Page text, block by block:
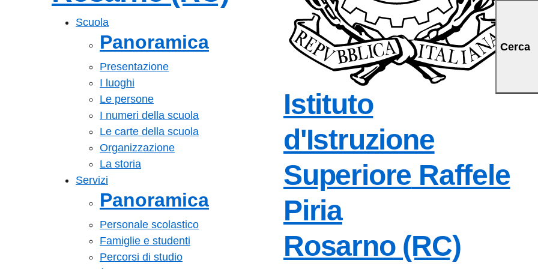
— Visita la pagina iniziale della scuola
Scuola
Panoramica
Presentazione
I luoghi
Le persone
I numeri della scuola
Le carte della scuola
Organizzazione
La storia
Servizi
Panoramica
Personale scolastico
Famiglie e studenti
Percorsi di studio
Istituto
d'Istruzione
Superiore Raffele
Piria
Rosarno (RC)
Cerca